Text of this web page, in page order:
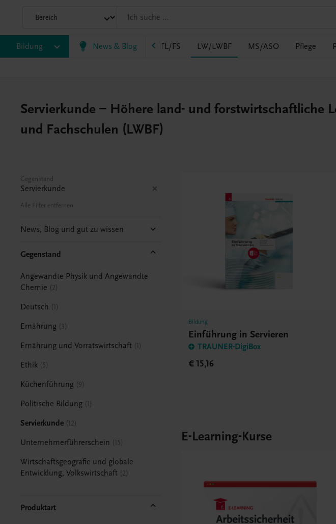
Bildung News & Blog
HLPS/FSB HLT/Kolleg HLW HTL/FS LW/LWBF MS/ASO Pflege
Servierkunde – Höhere land- und forstwirtschaftliche
und Fachschulen (LWBF)
Gegenstand
Servierkunde
Alle Filter entfernen
News, Blog und gut zu wissen
Gegenstand
Angewandte Physik und Angewandte
Chemie
2
Deutsch 1
Ernährung 3
Ernährung und Vorratswirtschaft 1
Ethik 5
Küchenführung 9
Politische Bildung 1
Servierkunde 12
Unternehmerführerschein 15
Wirtschaftsgeografie und globale
Entwicklung, Volkswirtschaft 2
Produktart
Bildung
Einführung in Servieren
TRAUNER-DigiBox
€ 15,16
E-Learning-Kurse